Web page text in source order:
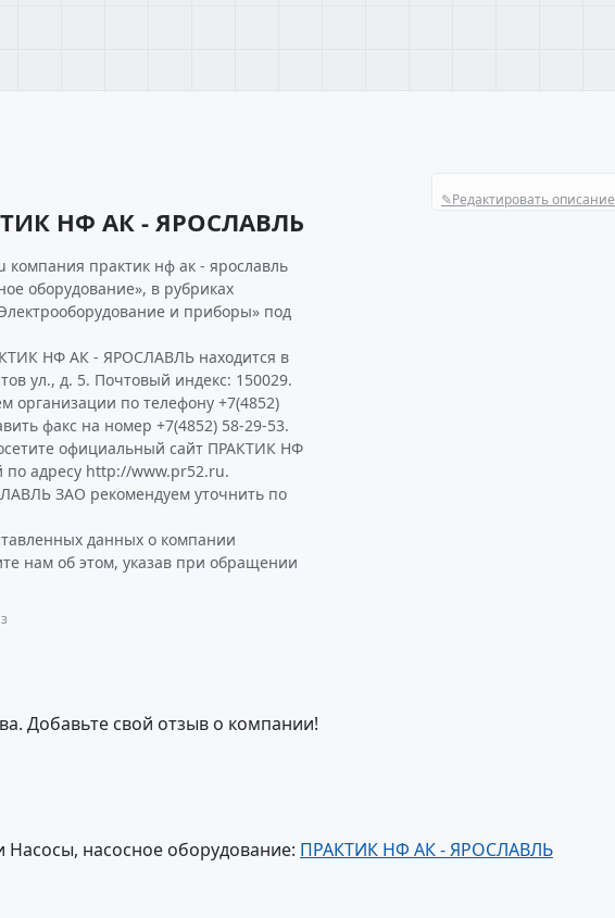
✎Редактировать описание
НФ АК - ЯРОСЛАВЛЬ
практик нф ак - ярославль
оборудование», в рубриках
и приборы» под
НФ АК - ЯРОСЛАВЛЬ находится в
ул., д. 5. Почтовый индекс: 150029.
организации по телефону +7(4852)
факс на номер +7(4852) 58-29-53.
официальный сайт ПРАКТИК НФ
адресу http://www.pr52.ru.
ЗАО рекомендуем уточнить по
данных о компании
нам об этом, указав при обращении
Добавьте свой отзыв о компании!
насосное оборудование: ПРАКТИК НФ АК - ЯРОСЛАВЛЬ